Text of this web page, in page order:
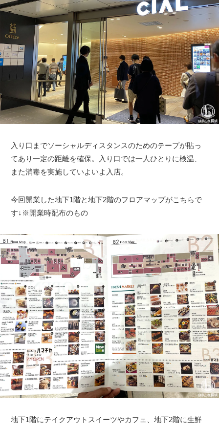
入り口までソーシャルディスタンスのためのテープが貼っ
てあり一定の距離を確保。入り口では一人ひとりに検温、
また消毒を実施していよいよ入店。
今回開業した地下1階と地下2階のフロアマップがこちらで
す↓※開業時配布のもの
地下1階にテイクアウトスイーツやカフェ、地下2階に生鮮